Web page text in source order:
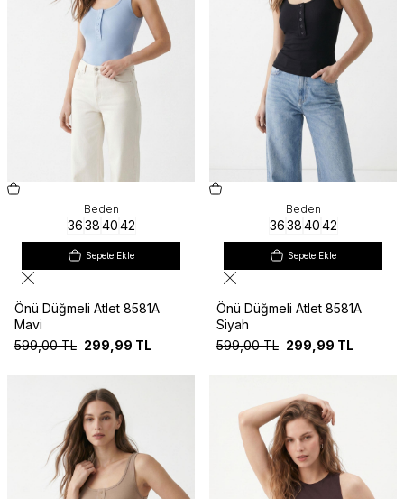
Beden
36384042
Sepete Ekle
Önü Düğmeli Atlet 8581A
Mavi
599,00TL 299,99 TL
Beden
36384042
Sepete Ekle
Önü Düğmeli Atlet 8581A
Siyah
599,00TL 299,99 TL